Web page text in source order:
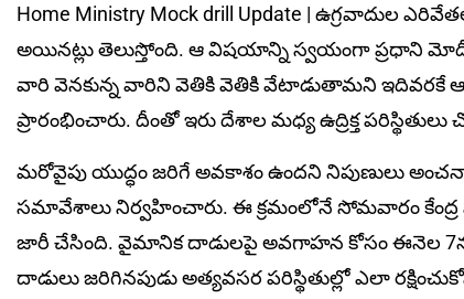
Home Ministry Mock drill Update |
అయినట్లు తెలుస్తోంది. ఆ విషయాన్ని స్వయంగా ప్రధాని
వారి వెనకున్న వారిని వెతికి వెతికి వేటాడుతామని ఇదివరకే
ప్రారంభించారు. దీంతో ఇరు దేశాల మధ్య ఉద్రిక్త
మరోవైపు యుద్ధం జరిగే అవకాశం ఉందని నిపుణులు
సమావేశాలు నిర్వహించారు. ఈ క్రమంలోనే సోమవారం కేంద్ర
జారీ చేసింది. వైమానిక దాడులపై అవగాహన కోసం ఈనెల 7న
దాడులు జరిగినపుడు అత్యవసర పరిస్థితుల్లో ఎలా